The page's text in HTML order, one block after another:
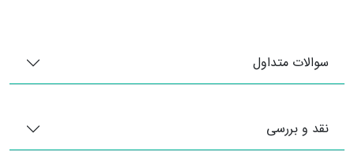
سوالات متداول
نقد و بررسی